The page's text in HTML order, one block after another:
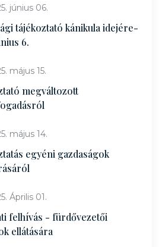
június 06.
tájékoztató kánikula idejére-
6.
május 15.
megváltozott
május 14.
egyéni gazdaságok
Április 01.
felhívás - fürdővezetői
ellátására